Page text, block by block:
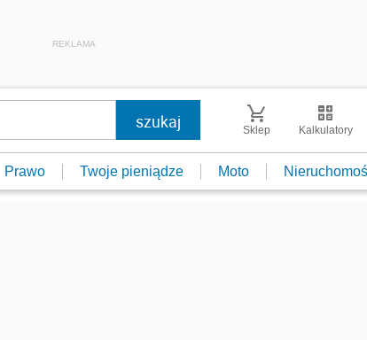
REKLAMA
Sklep Kalkulatory
Prawo Twoje pieniądze Moto